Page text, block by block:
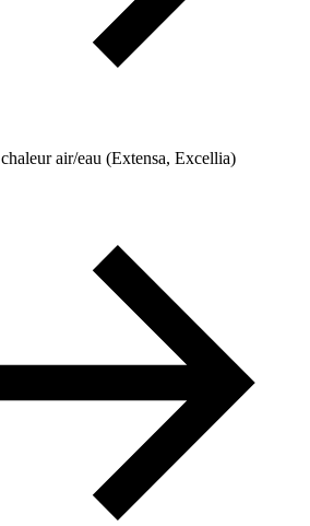
air/eau (Extensa, Excellia)